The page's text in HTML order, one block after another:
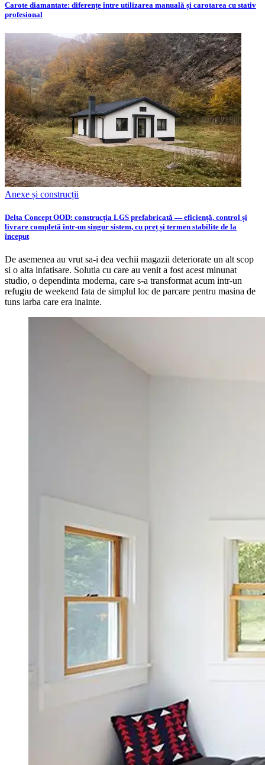
Carote diamantate: diferențe între utilizarea manuală și carotarea cu stativ
profesional
Anexe și construcții
Delta Concept OOD: construcția LGS prefabricată — eficiență, control și
livrare completă într-un singur sistem, cu preț și termen stabilite de la
început
De asemenea au vrut sa-i dea vechii magazii deteriorate un alt scop
si o alta infatisare. Solutia cu care au venit a fost acest minunat
studio, o dependinta moderna, care s-a transformat acum intr-un
refugiu de weekend fata de simplul loc de parcare pentru masina de
tuns iarba care era inainte.